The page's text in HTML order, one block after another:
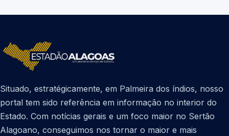
Situado, estratégicamente, em Palmeira dos índios, nosso
portal tem sido referência em informação no interior do
Estado. Com notícias gerais e um foco maior no Sertão
Alagoano, conseguimos nos tornar o maior e mais